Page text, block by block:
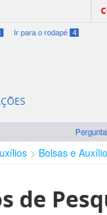
Ir para o rodapé 4
Bolsas e
de